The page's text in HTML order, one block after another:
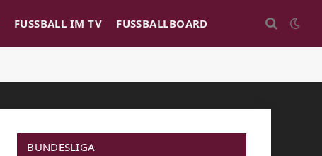
FUSSBALL IM TV FUSSBALLBOARD
BUNDESLIGA